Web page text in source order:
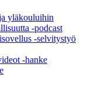
yläkouluihin
-podcast
-selvitystyö
-hanke